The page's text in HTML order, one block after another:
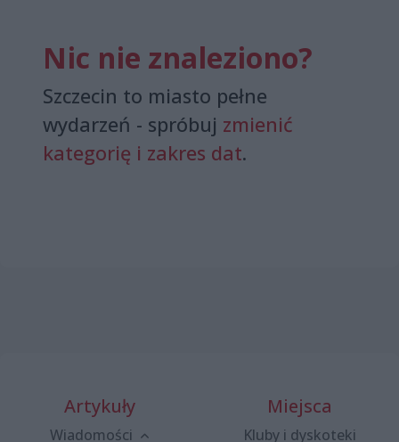
Nic nie znaleziono?
Szczecin to miasto pełne
wydarzeń - spróbuj zmienić
kategorię i zakres dat.
Artykuły
Wiadomości
Miejsca
Kluby i dyskoteki